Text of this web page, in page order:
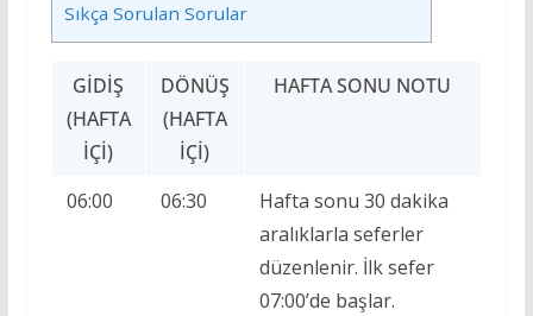
Sıkça Sorulan Sorular
GIDIŞ
(HAFTA
İÇI)
DÖNÜŞ
(HAFTA
İÇI)
HAFTA SONU NOTU
06:00 06:30
Hafta sonu 30 dakika
aralıklarla seferler
düzenlenir. İlk sefer
07:00’de başlar.